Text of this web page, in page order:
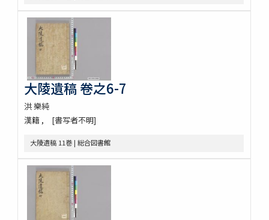
大陵遺稿 卷之6-7
洪 樂純
漢籍
[書写者不明]
大陵遺稿 11巻 | 総合図書館